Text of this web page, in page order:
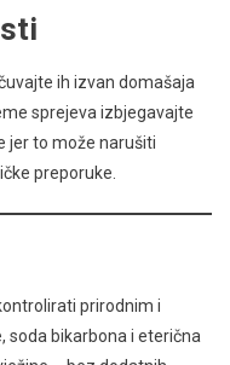
ih izvan domašaja
sprejeva izbjegavajte
jer to može narušiti
preporuke.
prirodnim i
soda bikarbona i eterična